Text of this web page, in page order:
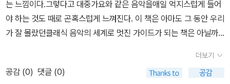
보고 싶은 영화를 골라도 즐거울 듯.영화 감독들이 책의 수많은 꼭지
들 중 영화 감독과 그들이 만든 영화에 대한 이야기가 총 9개이다. 엘
신의 주세페 토르나토레, 날카로운 아이러니와인간성에 대한 조롱을
담은 영화를 만든 로버트 앨트먼, 카메라와 렌즈를 속속들이 알고 있
관이나 세계관을 오! 멋져! 하면서 받아들일 수 없는 머리 큰 아저씨가
되었기 때문. 그간 읽어온 이덕일 소장의 책들에 비해 훨씬 가볍게
일한 사례를 비교하여 보여준다. 결국 역사는 반복된다는 뻔한 명제
외에도, 어떻게 이 난국을 타개할 수 있을까에 대한 고민을 역사에서
문역사학자들의 한국사 저서를 영역한 책은 있었으나, 본 책은 전문
적 지식을 바탕으로 다양한 시각자료와 함께 대중적 서술을 시도했다
다.3. 철학김형철 교수가 고른 책은 서정욱의 <철학, 불평등을 말하
다>(함께읽는책, 2010). 대중 철학서 집필에 아주 열심인 저자의 신
누리다 보면 가끔 시골의 자연이 그리워질 때가 있다. 도시를 떠나 지
리산을 선택한 사람들의 행복한 모습을 담아보고 싶다.어머니를 위한
여섯 가지 은유'이어령'이란 지은이의 이름만 봐도 읽어보고 싶게만드
는책이다. 어머니란 존재는 늘 주기만하고 난 늘 받기만 했다. 그런데
제목이 어머니를 '위한'이란다. 책을 통해 늘 받기만 하던 내가 그분에
는 느낌이다.그렇다고 대중가요와 같은 음악을매일 억지스럽게 들어
야 하는 것도 때로 곤혹스럽게 느껴진다. 이 책은 아마도 그 동안 우리
가 잘 몰랐던클래식 음악의 세계로 멋진 가이드가 되는 책은 아닐까
볼수 있는 좋은 기회가 되었으면 한다.영화 하면 빼놓을 수 없는것중
하나가 음악이 일것이다. 그럼에도 그 동안 영화음악에 대한 상세한
더보기
공감 (0) 댓글 (0)